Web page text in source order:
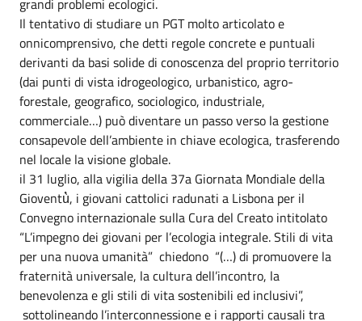
grandi problemi ecologici.
Il tentativo di studiare un PGT molto articolato e
onnicomprensivo, che detti regole concrete e puntuali
derivanti da basi solide di conoscenza del proprio territorio
(dai punti di vista idrogeologico, urbanistico, agro-
forestale, geografico, sociologico, industriale,
commerciale…) può diventare un passo verso la gestione
consapevole dell’ambiente in chiave ecologica, trasferendo
nel locale la visione globale.
il 31 luglio, alla vigilia della 37a Giornata Mondiale della
Gioventù̀, i giovani cattolici radunati a Lisbona per il
Convegno internazionale sulla Cura del Creato intitolato
“L’impegno dei giovani per l’ecologia integrale. Stili di vita
per una nuova umanità” chiedono “(…) di promuovere la
fraternità universale, la cultura dell’incontro, la
benevolenza e gli stili di vita sostenibili ed inclusivi”,
sottolineando l’interconnessione e i rapporti causali tra